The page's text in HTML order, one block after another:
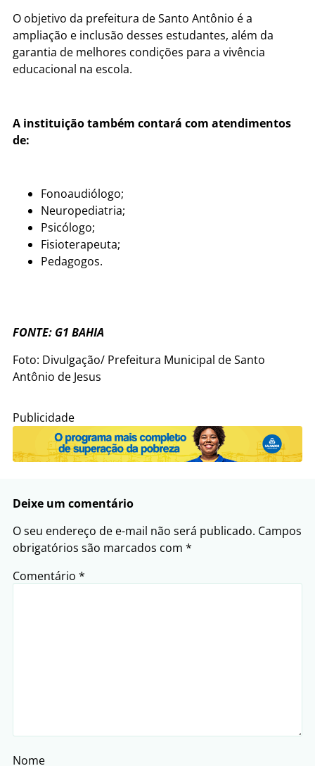
O objetivo da prefeitura de Santo Antônio é a
ampliação e inclusão desses estudantes, além da
garantia de melhores condições para a vivência
educacional na escola.
A instituição também contará com atendimentos
de:
Fonoaudiólogo;
Neuropediatria;
Psicólogo;
Fisioterapeuta;
Pedagogos.
FONTE: G1 BAHIA
Foto: Divulgação/ Prefeitura Municipal de Santo
Antônio de Jesus
Publicidade
Deixe um comentário
O seu endereço de e-mail não será publicado. Campos
obrigatórios são marcados com *
Comentário *
Nome